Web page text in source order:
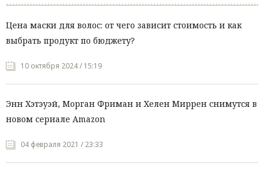
Цена маски для волос: от чего зависит стоимость и как
выбрать продукт по бюджету?
10 октября 2024 / 15:19
Энн Хэтэуэй, Морган Фриман и Хелен Миррен снимутся в
новом сериале Amazon
04 февраля 2021 / 23:33